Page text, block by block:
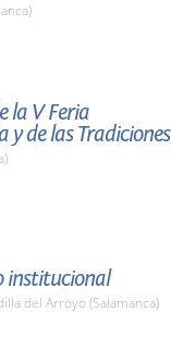
la V Feria
de las Tradiciones
institucional
del Arroyo (Salamanca)